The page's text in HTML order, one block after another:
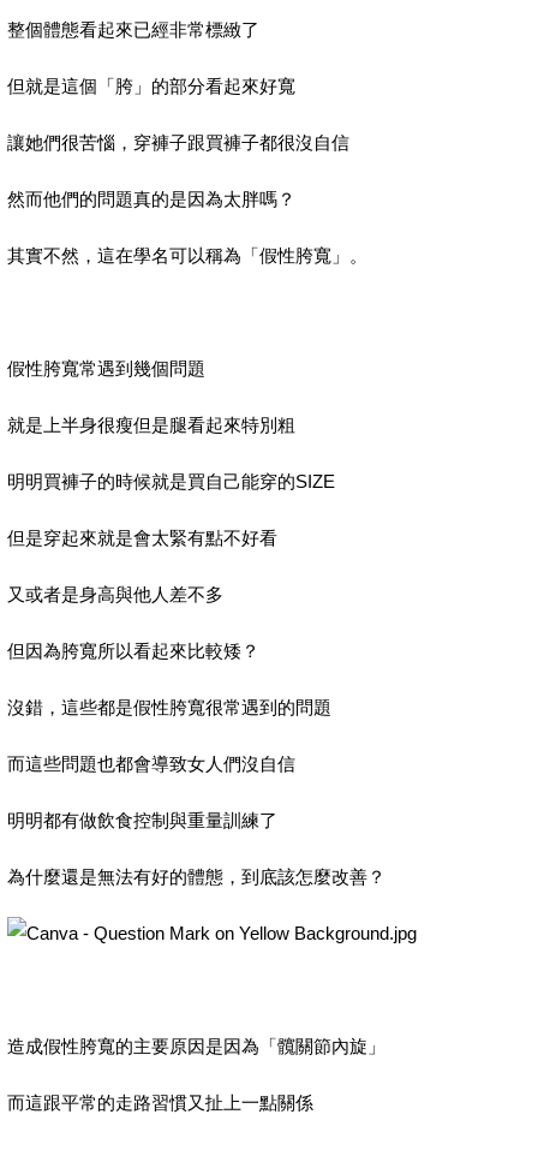
整個體態看起來已經非常標緻了
但就是這個「胯」的部分看起來好寬
讓她們很苦惱，穿褲子跟買褲子都很沒自信
然而他們的問題真的是因為太胖嗎？
其實不然，這在學名可以稱為「假性胯寬」。
假性胯寬常遇到幾個問題
就是上半身很瘦但是腿看起來特別粗
明明買褲子的時候就是買自己能穿的SIZE
但是穿起來就是會太緊有點不好看
又或者是身高與他人差不多
但因為胯寬所以看起來比較矮？
沒錯，這些都是假性胯寬很常遇到的問題
而這些問題也都會導致女人們沒自信
明明都有做飲食控制與重量訓練了
為什麼還是無法有好的體態，到底該怎麼改善？
造成假性胯寬的主要原因是因為「髖關節內旋」
而這跟平常的走路習慣又扯上一點關係